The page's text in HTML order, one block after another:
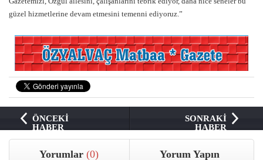
güzel hizmetlerine devam etmesini temenni ediyoruz.”
ÖNCEKİ
HABER
SONRAKİ
HABER
Yorumlar(0) Yorum Yapın